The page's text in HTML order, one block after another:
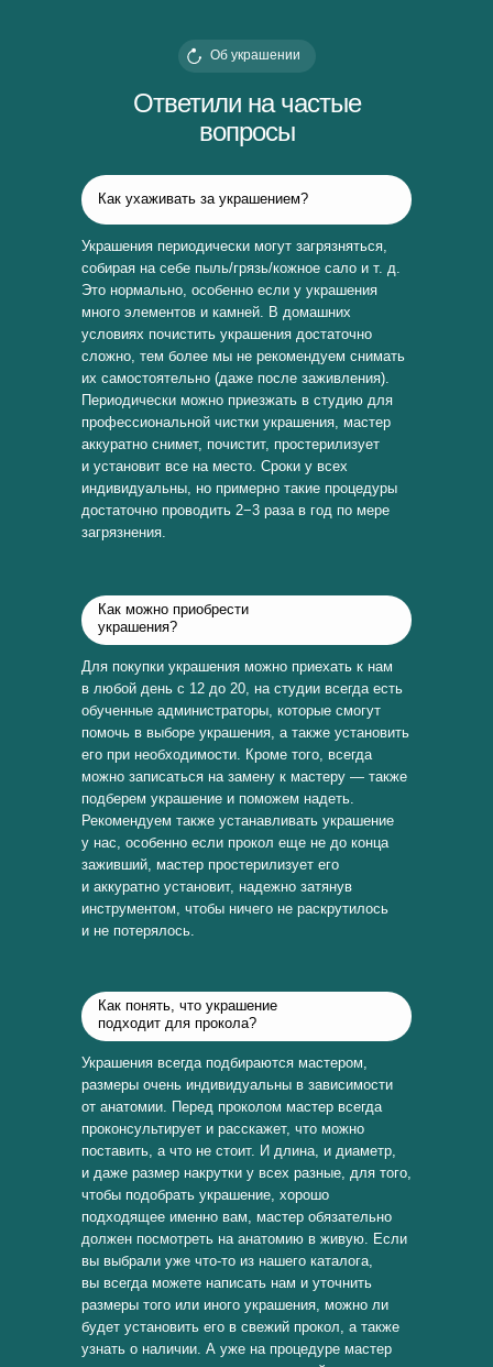
Ответили на частые
вопросы
Об украшении
Как ухаживать за украшением?
Украшения периодически могут загрязняться,
собирая на себе пыль/грязь/кожное сало и т. д.
Это нормально, особенно если у украшения
много элементов и камней. В домашних
условиях почистить украшения достаточно
сложно, тем более мы не рекомендуем снимать
их самостоятельно (даже после заживления).
Периодически можно приезжать в студию для
профессиональной чистки украшения, мастер
аккуратно снимет, почистит, простерилизует
и установит все на место. Сроки у всех
индивидуальны, но примерно такие процедуры
достаточно проводить 2−3 раза в год по мере
загрязнения.
Как можно приобрести
украшения?
Для покупки украшения можно приехать к нам
в любой день с 12 до 20, на студии всегда есть
обученные администраторы, которые смогут
помочь в выборе украшения, а также установить
его при необходимости. Кроме того, всегда
можно записаться на замену к мастеру — также
подберем украшение и поможем надеть.
Рекомендуем также устанавливать украшение
у нас, особенно если прокол еще не до конца
заживший, мастер простерилизует его
и аккуратно установит, надежно затянув
инструментом, чтобы ничего не раскрутилось
и не потерялось.
Как понять, что украшение
подходит для прокола?
Украшения всегда подбираются мастером,
размеры очень индивидуальны в зависимости
от анатомии. Перед проколом мастер всегда
проконсультирует и расскажет, что можно
поставить, а что не стоит. И длина, и диаметр,
и даже размер накрутки у всех разные, для того,
чтобы подобрать украшение, хорошо
подходящее именно вам, мастер обязательно
должен посмотреть на анатомию в живую. Если
вы выбрали уже что-то из нашего каталога,
вы всегда можете написать нам и уточнить
размеры того или иного украшения, можно ли
будет установить его в свежий прокол, а также
узнать о наличии. А уже на процедуре мастер